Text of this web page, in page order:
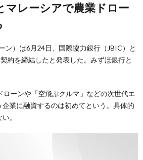
ン）は6月24日、国際協力銀行（JBIC）と
約を締結したと発表した。みずほ銀行と
ローンや「空飛ぶクルマ」などの次世代エ
業に融資するのは初めてという。具体的
。